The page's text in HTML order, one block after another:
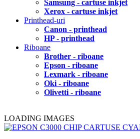
Samsung - cartuse inkjet
Xerox - cartuse inkjet
Printhead-uri
Canon - printhead
HP - printhead
Riboane
Brother - riboane
Epson - riboane
Lexmark - riboane
Oki - riboane
Olivetti - riboane
LOADING IMAGES